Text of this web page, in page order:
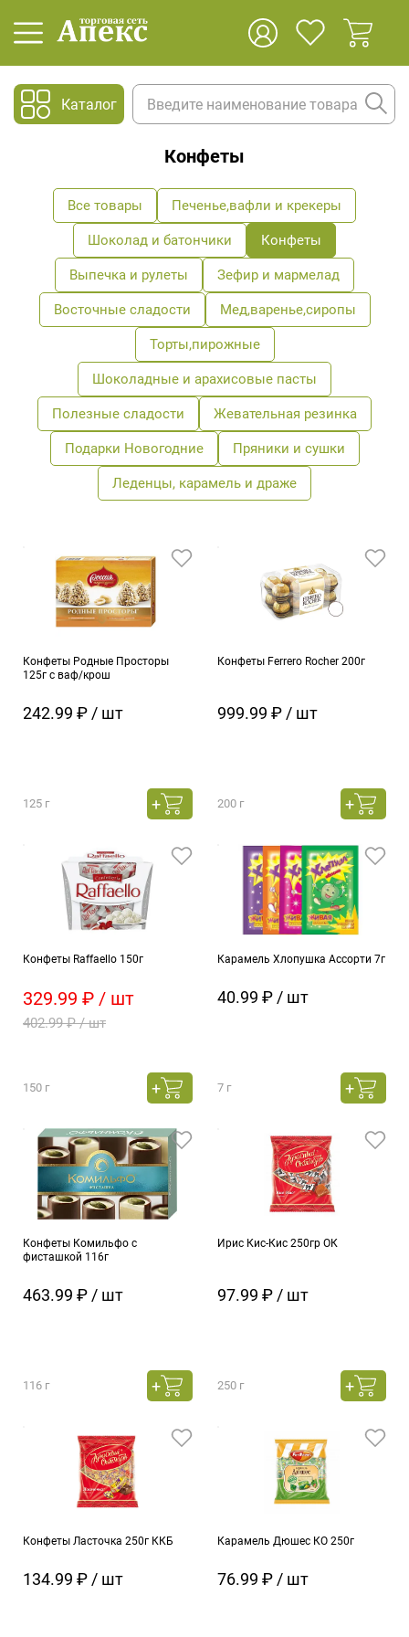
Каталог
Конфеты
Все товары Печенье,вафли и крекеры
Шоколад и батончики Конфеты
Выпечка и рулеты Зефир и мармелад
Восточные сладости Мед,варенье,сиропы
Торты,пирожные
Шоколадные и арахисовые пасты
Полезные сладости Жевательная резинка
Подарки Новогодние Пряники и сушки
Леденцы, карамель и драже
Конфеты Родные Просторы
125г с ваф/крош
242.99 ₽ / шт
125 г
Конфеты Ferrero Rocher 200г
999.99 ₽ / шт
200 г
Конфеты Raffaello 150г
329.99 ₽ / шт
402.99 ₽ / шт
150 г
Карамель Хлопушка Ассорти 7г
40.99 ₽ / шт
7 г
Конфеты Комильфо с
фисташкой 116г
463.99 ₽ / шт
116 г
Ирис Кис-Кис 250гр ОК
97.99 ₽ / шт
250 г
Конфеты Ласточка 250г ККБ
134.99 ₽ / шт
Карамель Дюшес КО 250г
76.99 ₽ / шт